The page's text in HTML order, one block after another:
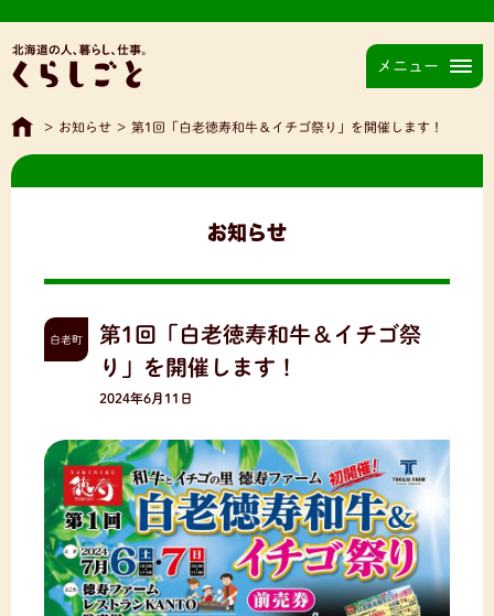
メニュー
> お知らせ > 第1回「白老徳寿和牛＆イチゴ祭り」を開催します！
お知らせ
白老町
第1回「白老徳寿和牛＆イチゴ祭
り」を開催します！
2024年6月11日